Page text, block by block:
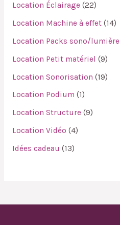
Location Éclairage 22
Location Machine à effet 14
Location Packs sono/lumière
Location Petit matériel
9
Location Sonorisation 19
Location Podium 1
Location Structure 9
Location Vidéo 4
Idées cadeau
13